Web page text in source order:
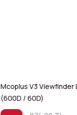
Mcoplus V3 Viewfinder
(600D / 60D)